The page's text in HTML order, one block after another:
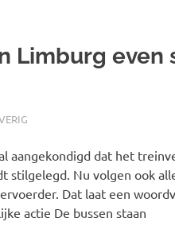
Limburg even
aangekondigd dat het
stilgelegd. Nu volgen ook
Dat laat een
actie De bussen staan